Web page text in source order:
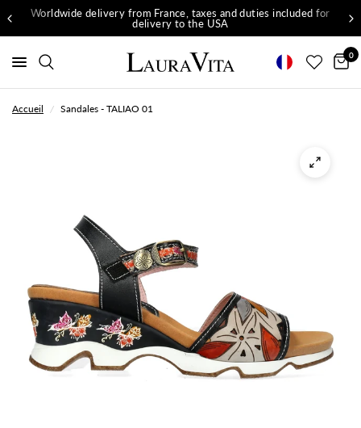
Worldwide delivery from France, taxes and duties included for
delivery to the USA
0
Accueil / Sandales - TALIAO 01